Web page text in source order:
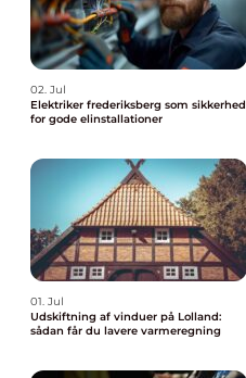
02. Jul
Elektriker frederiksberg som sikkerhed
for gode elinstallationer
01. Jul
Udskiftning af vinduer på Lolland:
sådan får du lavere varmeregning